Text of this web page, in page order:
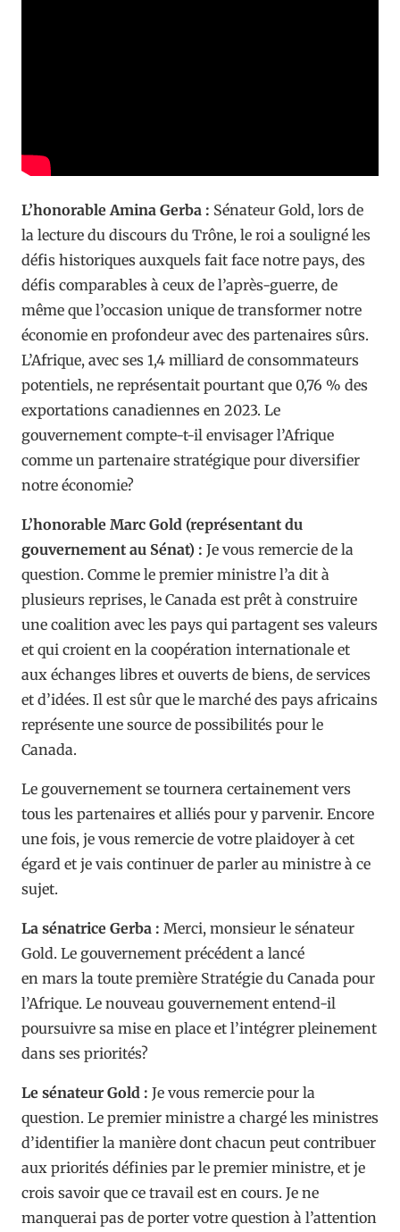
L’honorable Amina Gerba : Sénateur Gold, lors de
la lecture du discours du Trône, le roi a souligné les
défis historiques auxquels fait face notre pays, des
défis comparables à ceux de l’après-guerre, de
même que l’occasion unique de transformer notre
économie en profondeur avec des partenaires sûrs.
L’Afrique, avec ses 1,4 milliard de consommateurs
potentiels, ne représentait pourtant que 0,76 % des
exportations canadiennes en 2023. Le
gouvernement compte-t-il envisager l’Afrique
comme un partenaire stratégique pour diversifier
notre économie?
L’honorable Marc Gold (représentant du
gouvernement au Sénat) : Je vous remercie de la
question. Comme le premier ministre l’a dit à
plusieurs reprises, le Canada est prêt à construire
une coalition avec les pays qui partagent ses valeurs
et qui croient en la coopération internationale et
aux échanges libres et ouverts de biens, de services
et d’idées. Il est sûr que le marché des pays africains
représente une source de possibilités pour le
Canada.
Le gouvernement se tournera certainement vers
tous les partenaires et alliés pour y parvenir. Encore
une fois, je vous remercie de votre plaidoyer à cet
égard et je vais continuer de parler au ministre à ce
sujet.
La sénatrice Gerba : Merci, monsieur le sénateur
Gold. Le gouvernement précédent a lancé
en mars la toute première Stratégie du Canada pour
l’Afrique. Le nouveau gouvernement entend-il
poursuivre sa mise en place et l’intégrer pleinement
dans ses priorités?
Le sénateur Gold : Je vous remercie pour la
question. Le premier ministre a chargé les ministres
d’identifier la manière dont chacun peut contribuer
aux priorités définies par le premier ministre, et je
crois savoir que ce travail est en cours. Je ne
manquerai pas de porter votre question à l’attention